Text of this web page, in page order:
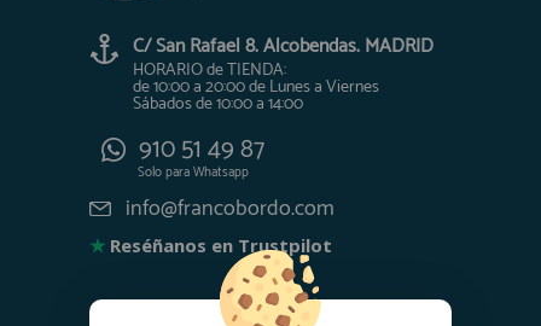
C/ San Rafael 8. Alcobendas. MADRID
HORARIO de TIENDA:
de 10:00 a 20:00 de Lunes a Viernes
Sábados de 10:00 a 14:00
910 51 49 87
Solo paraWhatsapp
info@francobordo.com
★ Reséñanos en Trustpilot